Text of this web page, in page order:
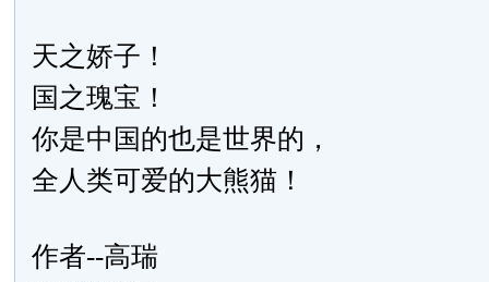
天之娇子！
国之瑰宝！
你是中国的也是世界的，
全人类可爱的大熊猫！
作者--高瑞